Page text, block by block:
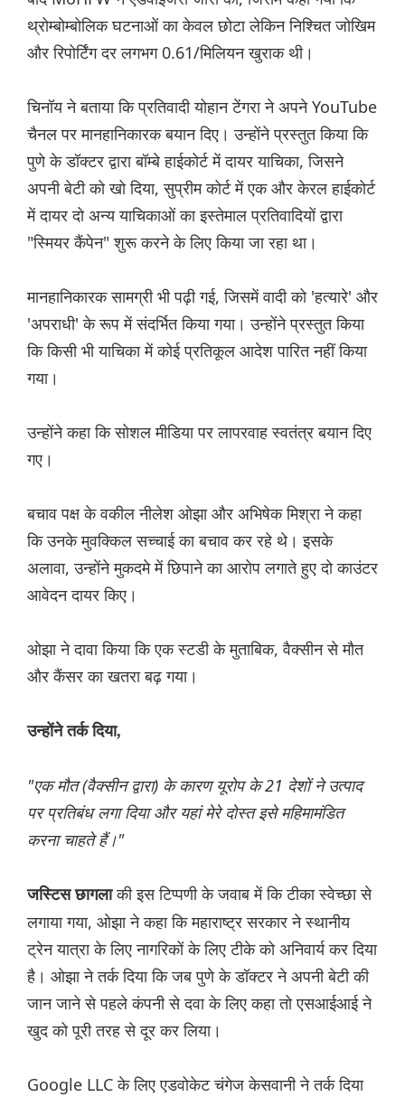
थ्रोम्बोम्बोलिक घटनाओं का केवल छोटा लेकिन निश्चित जोखिम
और रिपोर्टिंग दर लगभग 0.61/मिलियन खुराक थी।
चिनॉय ने बताया कि प्रतिवादी योहान टेंगरा ने अपने YouTube
चैनल पर मानहानिकारक बयान दिए। उन्होंने प्रस्तुत किया कि
पुणे के डॉक्टर द्वारा बॉम्बे हाईकोर्ट में दायर याचिका, जिसने
अपनी बेटी को खो दिया, सुप्रीम कोर्ट में एक और केरल हाईकोर्ट
में दायर दो अन्य याचिकाओं का इस्तेमाल प्रतिवादियों द्वारा
"स्मियर कैंपेन" शुरू करने के लिए किया जा रहा था।
मानहानिकारक सामग्री भी पढ़ी गई, जिसमें वादी को 'हत्यारे' और
'अपराधी' के रूप में संदर्भित किया गया। उन्होंने प्रस्तुत किया
कि किसी भी याचिका में कोई प्रतिकूल आदेश पारित नहीं किया
गया।
उन्होंने कहा कि सोशल मीडिया पर लापरवाह स्वतंत्र बयान दिए
गए।
बचाव पक्ष के वकील नीलेश ओझा और अभिषेक मिश्रा ने कहा
कि उनके मुवक्किल सच्चाई का बचाव कर रहे थे। इसके
अलावा, उन्होंने मुकदमे में छिपाने का आरोप लगाते हुए दो काउंटर
आवेदन दायर किए।
ओझा ने दावा किया कि एक स्टडी के मुताबिक, वैक्सीन से मौत
और कैंसर का खतरा बढ़ गया।
उन्होंने तर्क दिया,
"एक मौत (वैक्सीन द्वारा) के कारण यूरोप के 21 देशों ने उत्पाद
पर प्रतिबंध लगा दिया और यहां मेरे दोस्त इसे महिमामंडित
करना चाहते हैं।"
जस्टिस छागलाकी इस टिप्पणी के जवाब में कि टीका स्वेच्छा से
लगाया गया, ओझा ने कहा कि महाराष्ट्र सरकार ने स्थानीय
ट्रेन यात्रा के लिए नागरिकों के लिए टीके को अनिवार्य कर दिया
है। ओझा ने तर्क दिया कि जब पुणे के डॉक्टर ने अपनी बेटी की
जान जाने से पहले कंपनी से दवा के लिए कहा तो एसआईआई ने
खुद को पूरी तरह से दूर कर लिया।
Google LLC के लिए एडवोकेट चंगेज केसवानी ने तर्क दिया